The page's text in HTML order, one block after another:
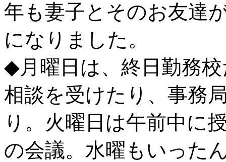
年も妻子とそのお友達
になりました。
◆月曜日は、終日勤務
相談を受けたり、事務
り。火曜日は午前中に
の会議。水曜もいった